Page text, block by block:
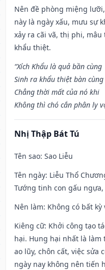
Nên đề phòng miệng
này là ngày xấu, mưu sự
xảy ra cãi vã, thị phi,
khẩu thiệt.
“Xích Khẩu là quả bần cùng
Sinh ra khẩu thiệt bàn
Chẳng thời mất của nó khi
Không thì chó cắn phân ly
Nhị Thập Bát Tú
Tên sao: Sao Liễu
Tên ngày: Liễu Thổ
Tướng tinh con gấu
Nên làm: Không có bất kỳ
Kiêng cữ: Khởi công tạo
hại. Hung hại nhất là
ao lũy, chôn cất, việc sửa
ngày nay không nên tiến